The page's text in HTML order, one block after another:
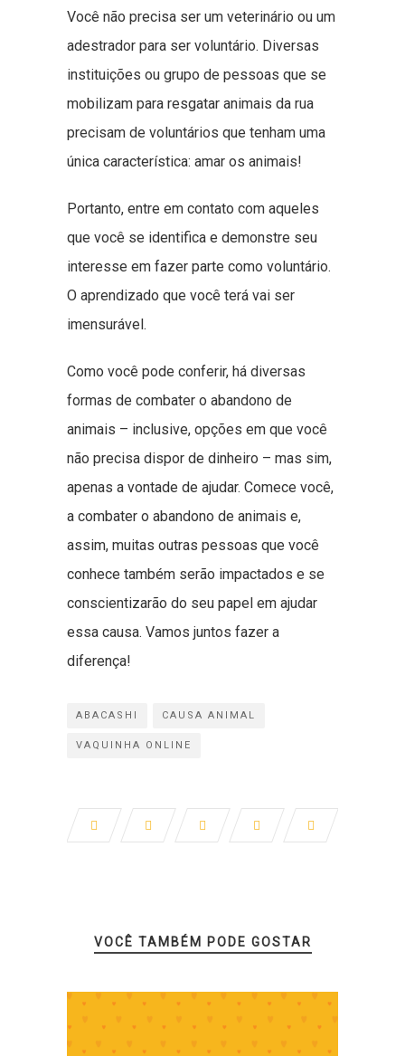
Você não precisa ser um veterinário ou um
adestrador para ser voluntário. Diversas
instituições ou grupo de pessoas que se
mobilizam para resgatar animais da rua
precisam de voluntários que tenham uma
única característica: amar os animais!
Portanto, entre em contato com aqueles
que você se identifica e demonstre seu
interesse em fazer parte como voluntário.
O aprendizado que você terá vai ser
imensurável.
Como você pode conferir, há diversas
formas de combater o abandono de
animais – inclusive, opções em que você
não precisa dispor de dinheiro – mas sim,
apenas a vontade de ajudar. Comece você,
a combater o abandono de animais e,
assim, muitas outras pessoas que você
conhece também serão impactados e se
conscientizarão do seu papel em ajudar
essa causa. Vamos juntos fazer a
diferença!
ABACASHI CAUSA ANIMAL
VAQUINHA ONLINE
VOCÊ TAMBÉM PODE GOSTAR